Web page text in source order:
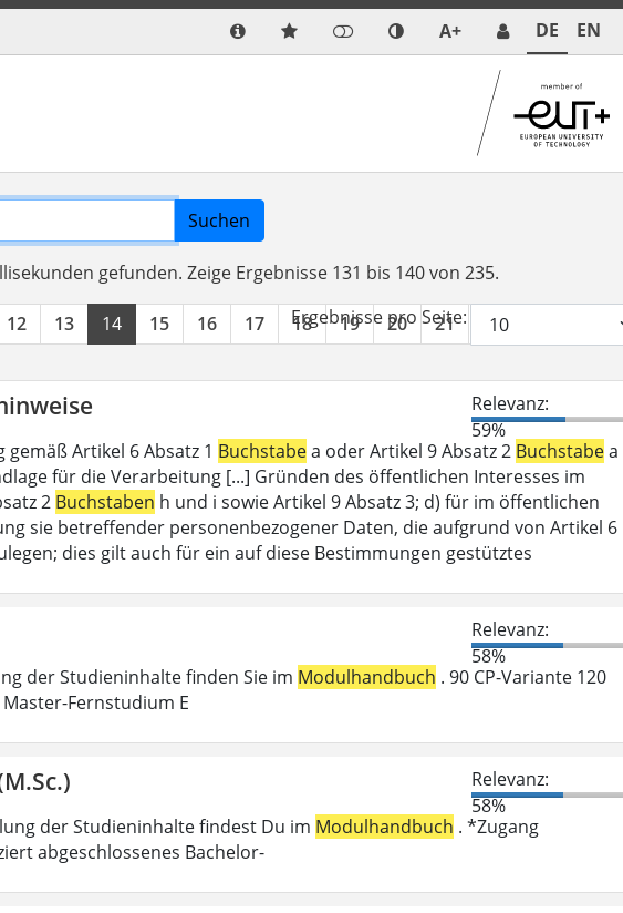
A+ DE EN
Suchen
gefunden. Zeige Ergebnisse 131 bis 140 von 235.
12 13 14 15 16 17 18 19 20 21 22
Ergebnisse pro Seite:
Relevanz:
59%
Artikel 6 Absatz 1 Buchstabea oder Artikel 9 Absatz 2 Buchstabea
für die Verarbeitung [...] Gründen des öffentlichen Interesses im
2 Buchstaben h und i sowie Artikel 9 Absatz 3; d) für im öffentlichen
sie betreffender personenbezogener Daten, die aufgrund von Artikel 6
dies gilt auch für ein auf diese Bestimmungen gestütztes
Relevanz:
58%
der Studieninhalte finden Sie im Modulhandbuch . 90 CP-Variante 120
Fernstudium E
Relevanz:
58%
der Studieninhalte findest Du im Modulhandbuch . *Zugang
abgeschlossenes Bachelor-